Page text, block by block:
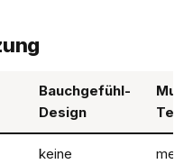
Bauchgefühl-
Design
Test
keine